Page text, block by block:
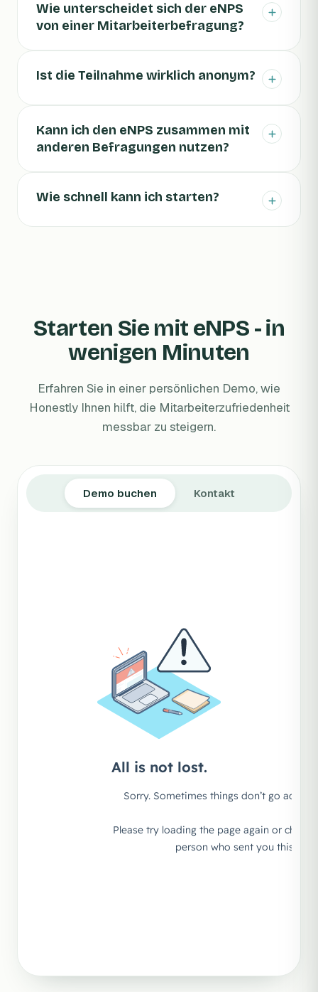
Wie unterscheidet sich der eNPS
von einer Mitarbeiterbefragung?
Ist die Teilnahme wirklich anonym?
Kann ich den eNPS zusammen mit
anderen Befragungen nutzen?
Wie schnell kann ich starten?
Starten Sie mit eNPS - in
wenigen Minuten
Erfahren Sie in einer persönlichen Demo, wie
Honestly Ihnen hilft, die Mitarbeiterzufriedenheit
messbar zu steigern.
Demo buchen Kontakt